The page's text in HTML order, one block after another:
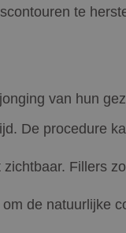
te
van hun
De procedure
Fillers
de